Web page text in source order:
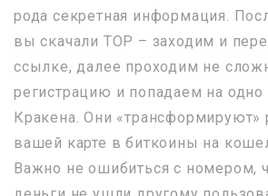
рода секретная информация.
вы скачали ТОР – заходим и
ссылке, далее проходим не
регистрацию и попадаем на одно
Кракена. Они «трансформируют»
вашей карте в биткоины на
Важно не ошибиться с номером,